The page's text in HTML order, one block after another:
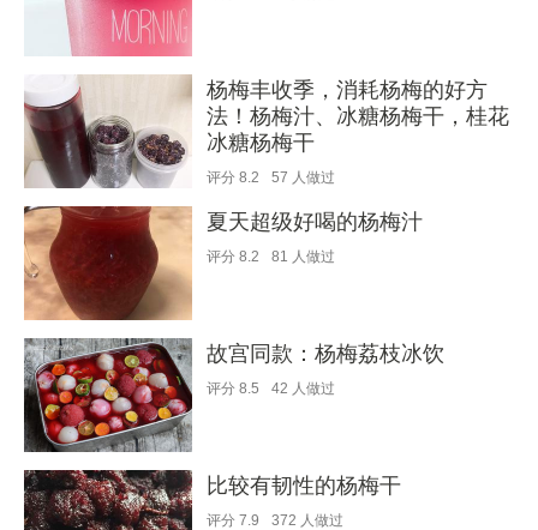
杨梅丰收季，消耗杨梅的好方
法！杨梅汁、冰糖杨梅干，桂花
冰糖杨梅干
评分 8.2 57 人做过
夏天超级好喝的杨梅汁
评分 8.2 81 人做过
故宫同款：杨梅荔枝冰饮
评分 8.5 42 人做过
比较有韧性的杨梅干
评分 7.9 372 人做过